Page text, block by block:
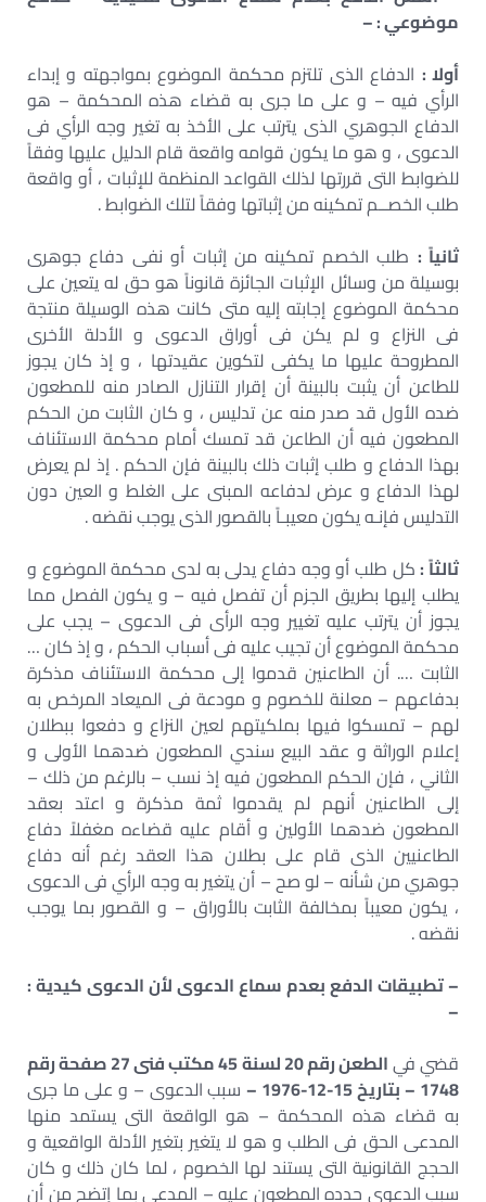
موضوعي : –
أولا : الدفاع الذى تلتزم محكمة الموضوع بمواجهته و إبداء
الرأي فيه – و على ما جرى به قضاء هذه المحكمة – هو
الدفاع الجوهري الذى يترتب على الأخذ به تغير وجه الرأي فى
الدعوى ، و هو ما يكون قوامه واقعة قام الدليل عليها وفقاً
للضوابط التى قررتها لذلك القواعد المنظمة للإثبات ، أو واقعة
طلب الخصــم تمكينه من إثباتها وفقاً لتلك الضوابط .
ثانياً : طلب الخصم تمكينه من إثبات أو نفى دفاع جوهرى
بوسيلة من وسائل الإثبات الجائزة قانوناً هو حق له يتعين على
محكمة الموضوع إجابته إليه متى كانت هذه الوسيلة منتجة
فى النزاع و لم يكن فى أوراق الدعوى و الأدلة الأخرى
المطروحة عليها ما يكفى لتكوين عقيدتها ، و إذ كان يجوز
للطاعن أن يثبت بالبينة أن إقرار التنازل الصادر منه للمطعون
ضده الأول قد صدر منه عن تدليس ، و كان الثابت من الحكم
المطعون فيه أن الطاعن قد تمسك أمام محكمة الاستئناف
بهذا الدفاع و طلب إثبات ذلك بالبينة فإن الحكم . إذ لم يعرض
لهذا الدفاع و عرض لدفاعه المبنى على الغلط و العين دون
التدليس فإنـه يكون معيبـاً بالقصور الذى يوجب نقضه .
ثالثاً :كل طلب أو وجه دفاع يدلى به لدى محكمة الموضوع و
يطلب إليها بطريق الجزم أن تفصل فيه – و يكون الفصل مما
يجوز أن يترتب عليه تغيير وجه الرأى فى الدعوى – يجب على
محكمة الموضوع أن تجيب عليه فى أسباب الحكم ، و إذ كان …
الثابت …. أن الطاعنين قدموا إلى محكمة الاستئناف مذكرة
بدفاعهم – معلنة للخصوم و مودعة فى الميعاد المرخص به
لهم – تمسكوا فيها بملكيتهم لعين النزاع و دفعوا ببطلان
إعلام الوراثة و عقد البيع سندي المطعون ضدهما الأولى و
الثاني ، فإن الحكم المطعون فيه إذ نسب – بالرغم من ذلك –
إلى الطاعنين أنهم لم يقدموا ثمة مذكرة و اعتد بعقد
المطعون ضدهما الأولين و أقام عليه قضاءه مغفلاً دفاع
الطاعنيين الذى قام على بطلان هذا العقد رغم أنه دفاع
جوهري من شأنه – لو صح – أن يتغير به وجه الرأي فى الدعوى
، يكون معيباً بمخالفة الثابت بالأوراق – و القصور بما يوجب
نقضه .
– تطبيقات الدفع بعدم سماع الدعوى لأن الدعوى كيدية :
–
قضي في
الطعن رقم 20 لسنة 45 مكتب فنى 27 صفحة رقم
1748 – بتاريخ 15-12-1976 –
سبب الدعوى – و على ما جرى
به قضاء هذه المحكمة – هو الواقعة التى يستمد منها
المدعى الحق فى الطلب و هو لا يتغير بتغير الأدلة الواقعية و
الحجج القانونية التى يستند لها الخصوم ، لما كان ذلك و كان
سبب الدعوى حدده المطعون عليه – المدعى بما إتضح من أن